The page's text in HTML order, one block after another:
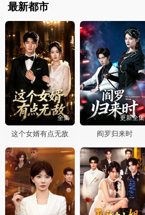
最新都市
全集
这个女婿有点无敌
更新全集
阎罗归来时